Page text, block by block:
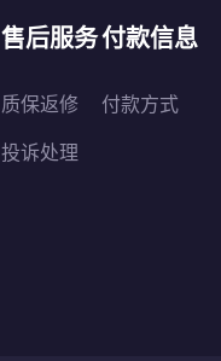
售后服务
质保返修
投诉处理
付款信息
付款方式